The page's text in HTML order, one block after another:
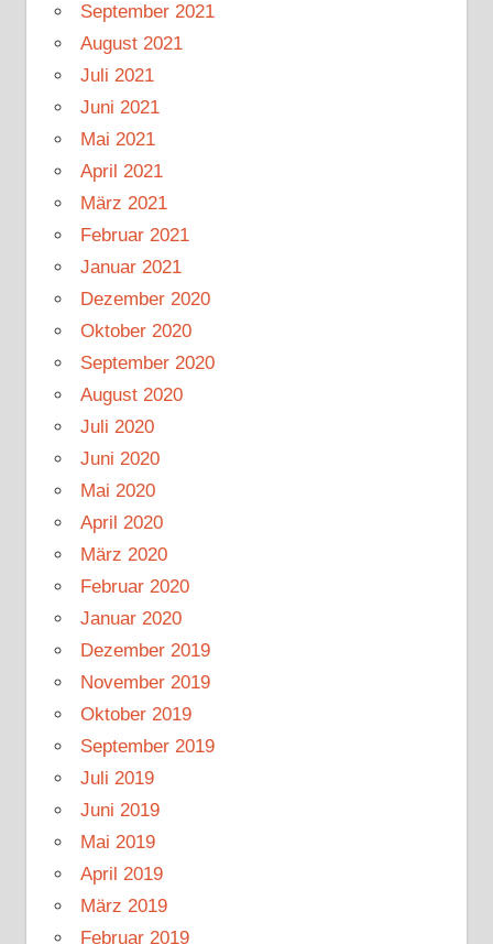
September 2021
August 2021
Juli 2021
Juni 2021
Mai 2021
April 2021
März 2021
Februar 2021
Januar 2021
Dezember 2020
Oktober 2020
September 2020
August 2020
Juli 2020
Juni 2020
Mai 2020
April 2020
März 2020
Februar 2020
Januar 2020
Dezember 2019
November 2019
Oktober 2019
September 2019
Juli 2019
Juni 2019
Mai 2019
April 2019
März 2019
Februar 2019